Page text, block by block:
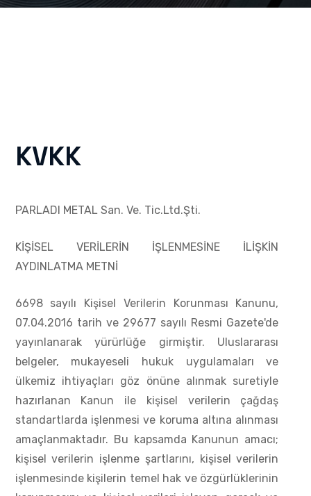
KVKK
PARLADI METAL San. Ve. Tic.Ltd.Şti.
KİŞİSEL VERİLERİN İŞLENMESİNE İLİŞKİN
AYDINLATMA METNİ
6698 sayılı Kişisel Verilerin Korunması Kanunu,
07.04.2016 tarih ve 29677 sayılı Resmi Gazete'de
yayınlanarak yürürlüğe girmiştir. Uluslararası
belgeler, mukayeseli hukuk uygulamaları ve
ülkemiz ihtiyaçları göz önüne alınmak suretiyle
hazırlanan Kanun ile kişisel verilerin çağdaş
standartlarda işlenmesi ve koruma altına alınması
amaçlanmaktadır. Bu kapsamda Kanunun amacı;
kişisel verilerin işlenme şartlarını, kişisel verilerin
işlenmesinde kişilerin temel hak ve özgürlüklerinin